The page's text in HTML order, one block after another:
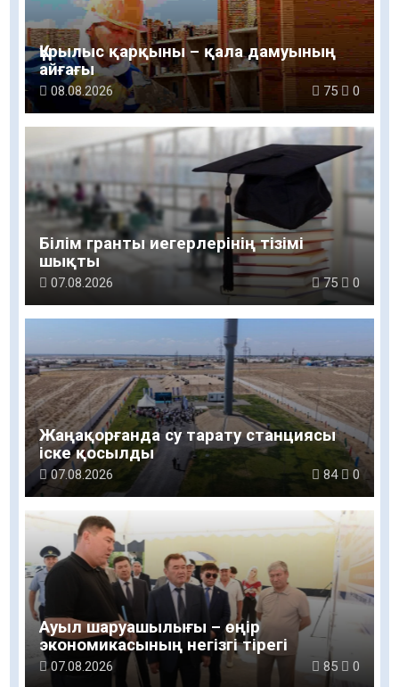
Құрылыс қарқыны – қала дамуының
айғағы
08.08.2026 75 0
Білім гранты иегерлерінің тізімі
шықты
07.08.2026 75 0
Жаңақорғанда су тарату станциясы
іске қосылды
07.08.2026 84 0
Ауыл шаруашылығы – өңір
экономикасының негізгі тірегі
07.08.2026 85 0